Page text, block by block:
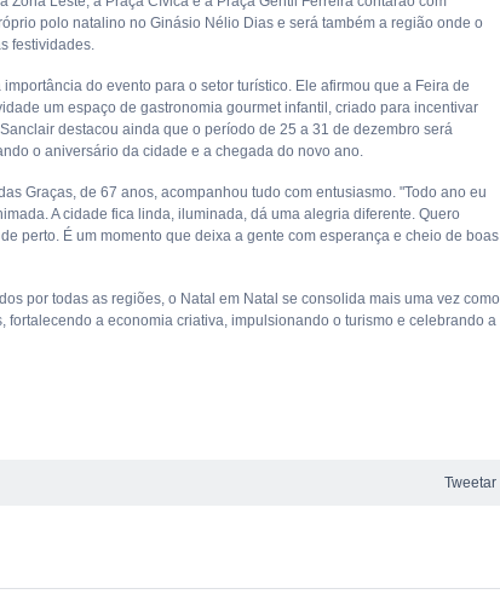
polo natalino no Ginásio Nélio Dias e será também a região onde o
festividades.
do evento para o setor turístico. Ele afirmou que a Feira de
um espaço de gastronomia gourmet infantil, criado para incentivar
destacou ainda que o período de 25 a 31 de dezembro será
o aniversário da cidade e a chegada do novo ano.
Graças, de 67 anos, acompanhou tudo com entusiasmo. "Todo ano eu
A cidade fica linda, iluminada, dá uma alegria diferente. Quero
perto. É um momento que deixa a gente com esperança e cheio de boas
por todas as regiões, o Natal em Natal se consolida mais uma vez como
a economia criativa, impulsionando o turismo e celebrando a
Tweetar